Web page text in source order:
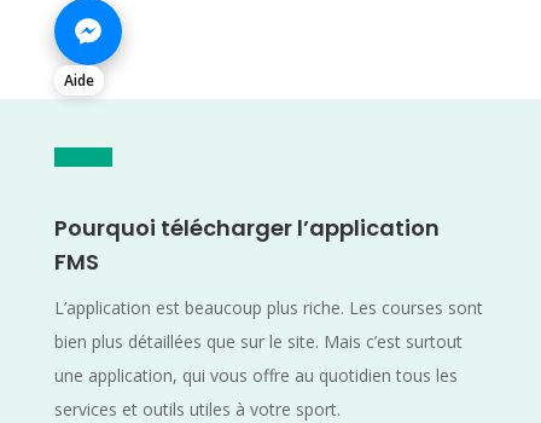
Aide
Pourquoi télécharger l’application
FMS
L’application est beaucoup plus riche. Les courses sont
bien plus détaillées que sur le site. Mais c’est surtout
une application, qui vous offre au quotidien tous les
services et outils utiles à votre sport.